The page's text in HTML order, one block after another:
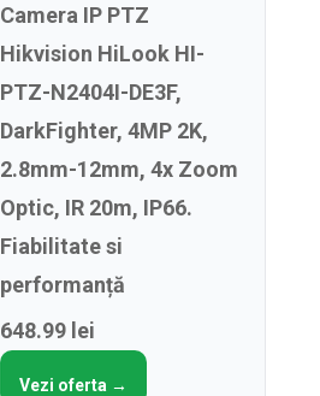
Camera IP PTZ
Hikvision HiLook HI-
PTZ-N2404I-DE3F,
DarkFighter, 4MP 2K,
2.8mm-12mm, 4x Zoom
Optic, IR 20m, IP66.
Fiabilitate si
performanță
648.99 lei
Vezi oferta →